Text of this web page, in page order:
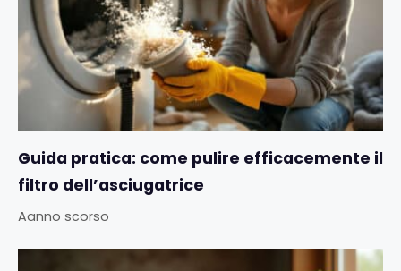
Guida pratica: come pulire efficacemente il
filtro dell’asciugatrice
Aanno scorso